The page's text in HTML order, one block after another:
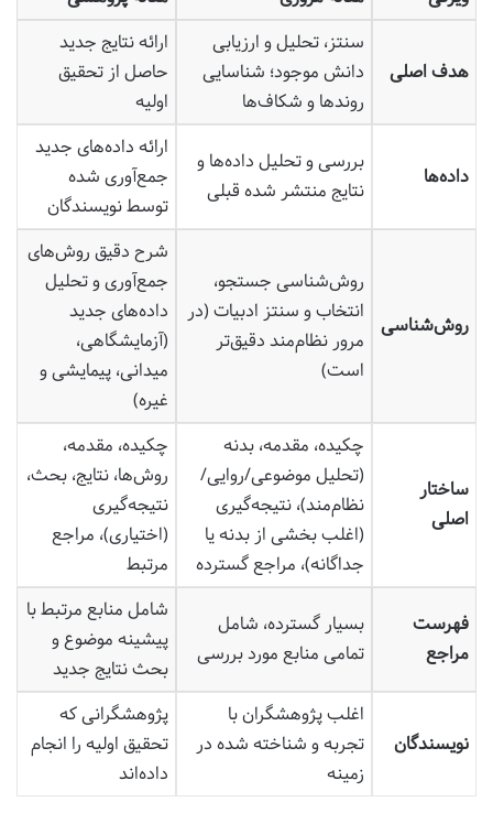
هدف اصلی
سنتز، تحلیل و ارزیابی
دانش موجود؛ شناسایی
روندها و شکاف‌ها
ارائه نتایج جدید
حاصل از تحقیق
اولیه
داده‌ها
بررسی و تحلیل داده‌ها و
نتایج منتشر شده قبلی
ارائه داده‌های جدید
جمع‌آوری شده
توسط نویسندگان
روش‌شناسی
روش‌شناسی جستجو،
انتخاب و سنتز ادبیات (در
مرور نظام‌مند دقیق‌تر
است)
شرح دقیق روش‌های
جمع‌آوری و تحلیل
داده‌های جدید
(آزمایشگاهی،
میدانی، پیمایشی و
غیره)
ساختار
اصلی
چکیده، مقدمه، بدنه
(تحلیل موضوعی/روایی/
نظام‌مند)، نتیجه‌گیری
(اغلب بخشی از بدنه یا
جداگانه)، مراجع گسترده
چکیده، مقدمه،
روش‌ها، نتایج، بحث،
نتیجه‌گیری
(اختیاری)، مراجع
مرتبط
فهرست
مراجع
بسیار گسترده، شامل
تمامی منابع مورد بررسی
شامل منابع مرتبط با
پیشینه موضوع و
بحث نتایج جدید
نویسندگان
اغلب پژوهشگران با
تجربه و شناخته شده در
زمینه
پژوهشگرانی که
تحقیق اولیه را انجام
داده‌اند